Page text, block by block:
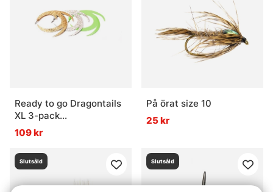
Ready to go Dragontails
XL 3-pack
Gold/Silver/Fl.Chartreuse
109 kr
På örat size 10
25 kr
Slutsåld Slutsåld